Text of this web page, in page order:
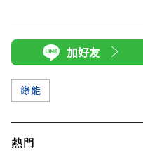
加好友
綠能
熱門